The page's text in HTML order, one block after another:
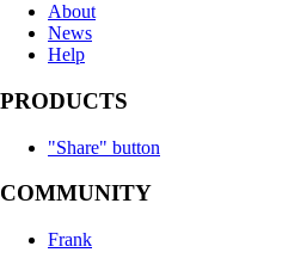
About
News
Help
PRODUCTS
"Share" button
COMMUNITY
Frank